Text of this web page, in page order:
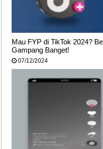
Mau FYP di TikTok 2024?
Gampang Banget!
07/12/2024